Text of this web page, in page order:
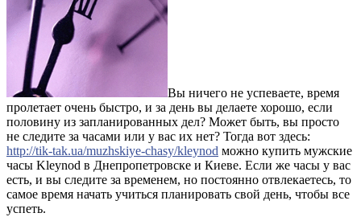
Вы ничего не успеваете, время
пролетает очень быстро, и за день вы делаете хорошо, если
половину из запланированных дел? Может быть, вы просто
не следите за часами или у вас их нет? Тогда вот здесь:
http://tik-tak.ua/muzhskiye-chasy/kleynod можно купить мужские
часы Kleynod в Днепропетровске и Киеве. Если же часы у вас
есть, и вы следите за временем, но постоянно отвлекаетесь, то
самое время начать учиться планировать свой день, чтобы все
успеть.